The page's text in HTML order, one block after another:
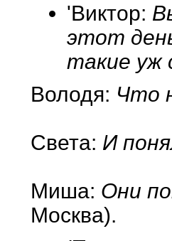
'Виктор:
этот
такие уж
Володя: Что
Света: И
Миша: Они
Москва).